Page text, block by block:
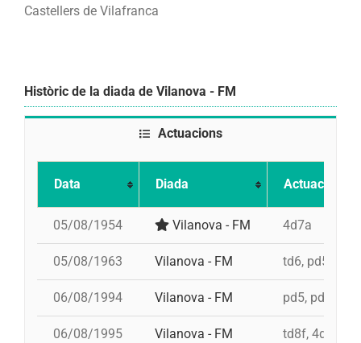
Castellers de Vilafranca
Històric de la diada de Vilanova - FM
Actuacions
Data Diada Actuació
05/08/1954 Vilanova - FM 4d7a
05/08/1963 Vilanova - FM td6, pd5, 3d7
06/08/1994 Vilanova - FM pd5, pd5,
06/08/1995 Vilanova - FM td8f, 4d9f,